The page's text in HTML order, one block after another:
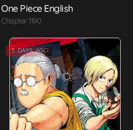
One Piece English
Chapter 1190
5 DAYS AGO